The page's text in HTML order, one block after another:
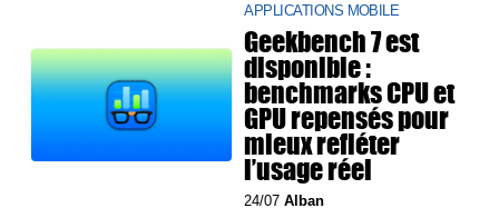
APPLICATIONS MOBILE
Geekbench 7 est
disponible :
benchmarks CPU et
GPU repensés pour
mieux refléter
l’usage réel
24/07Alban